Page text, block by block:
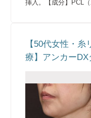
挿入。【成分】PCL
【50代女性・
療】アンカーDX